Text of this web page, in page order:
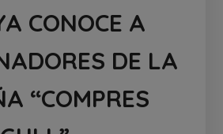
CONOCE A
DE LA
“COMPRES